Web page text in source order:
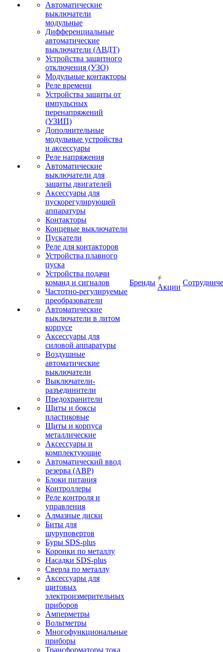
Автоматические
выключатели
модульные
Дифференциальные
автоматические
выключатели (АВДТ)
Устройства защитного
отключения (УЗО)
Модульные контакторы
Реле времени
Устройства защиты от
импульсных
перенапряжений
(УЗИП)
Дополнительные
модульные устройства
и аксессуары
Реле напряжения
Автоматические
выключатели для
защиты двигателей
Аксессуары для
пускорегулирующей
аппаратуры
Контакторы
Концевые выключатели
Пускатели
Реле для контакторов
Устройства плавного
пуска
Устройства подачи
команд и сигналов
Частотно-регулируемые
преобразователи
Автоматические
выключатели в литом
корпусе
Аксессуары для
силовой аппаратуры
Воздушные
автоматические
выключатели
Выключатели-
разъединители
Предохранители
Щиты и боксы
пластиковые
Щиты и корпуса
металлические
Аксессуары и
комплектующие
Автоматический ввод
резерва (АВР)
Блоки питания
Контроллеры
Реле контроля и
управления
Алмазные диски
Биты для
шуруповертов
Буры SDS-plus
Коронки по металлу
Насадки SDS-plus
Сверла по металлу
Аксессуары для
щитовых
электроизмерительных
приборов
Амперметры
Вольтметры
Многофункциональные
приборы
Трансформаторы тока
Бренды
Акции